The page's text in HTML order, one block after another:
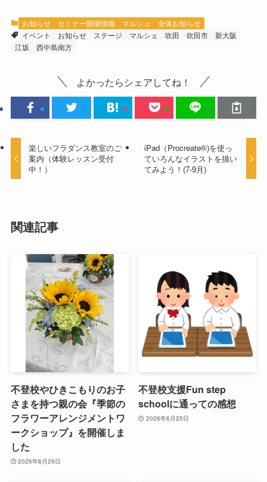
お知らせ セミナー開催情報 マルシェ
全体お知らせ
イベント
お知らせ ステージ マルシェ 吹田 吹田市
新大阪
江坂
西中島南方
よかったらシェアしてね！
楽しいフラダンス教室のご
案内（体験レッスン受付
中！）
iPad（Procreate®)を使っ
ていろんなイラストを描い
てみよう！(7-9月)
関連記事
不登校やひきこもりのお子
さまを持つ親の会『季節の
フラワーアレンジメントワ
ークショップ』を開催しま
した
2026年6月29日
不登校支援Fun step
schoolに通っての感想
2026年6月25日